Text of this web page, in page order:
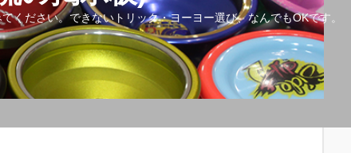
ださい。できないトリック・ヨーヨー選び、なんでもOKです。